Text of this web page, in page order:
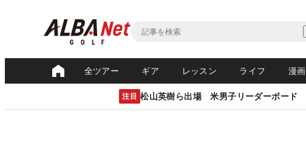
全ツアー ギア レッスン ライフ 漫画
注目 松山英樹ら出場 米男子リーダーボード